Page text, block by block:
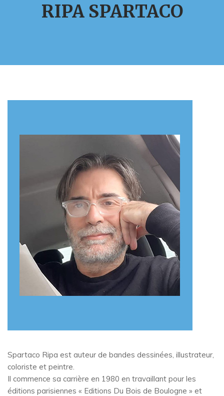
RIPA SPARTACO
Spartaco Ripa est auteur de bandes dessinées, illustrateur,
coloriste et peintre.
Il commence sa carrière en 1980 en travaillant pour les
éditions parisiennes « Editions Du Bois de Boulogne » et